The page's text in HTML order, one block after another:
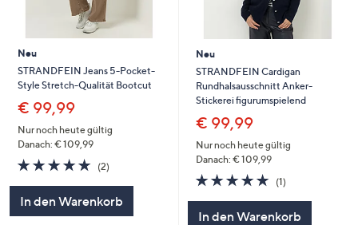
Neu
STRANDFEIN Jeans 5-Pocket-
Style Stretch-Qualität Bootcut
€ 99,99
Nur noch heute gültig
Danach: € 109,99
5.0
von
(2)2
In den Warenkorb
Neu
STRANDFEIN Cardigan
Rundhalsausschnitt Anker-
Stickerei figurumspielend
€ 99,99
Nur noch heute gültig
Danach: € 109,99
5.0
von
(1)
In den Warenkorb